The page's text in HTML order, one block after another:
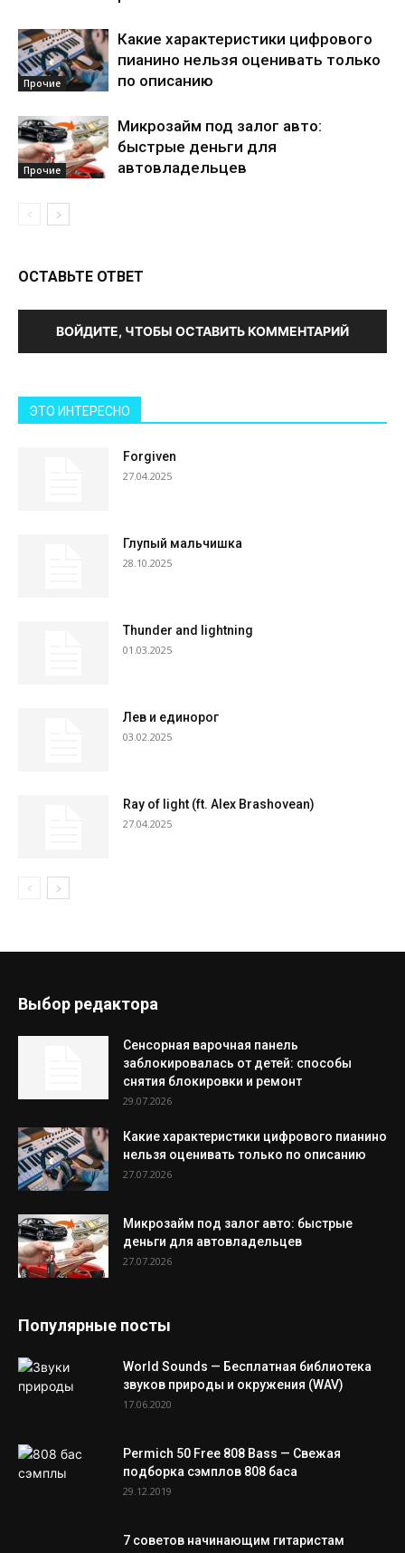
Прочие
Какие характеристики цифрового
пианино нельзя оценивать только
по описанию
Прочие
Микрозайм под залог авто:
быстрые деньги для
автовладельцев
ОСТАВЬТЕ ОТВЕТ
ВОЙДИТЕ, ЧТОБЫ ОСТАВИТЬ КОММЕНТАРИЙ
ЭТО ИНТЕРЕСНО
Forgiven
27.04.2025
Глупый мальчишка
28.10.2025
Thunder and lightning
01.03.2025
Лев и единорог
03.02.2025
Ray of light (ft. Alex Brashovean)
27.04.2025
Выбор редактора
Сенсорная варочная панель
заблокировалась от детей: способы
снятия блокировки и ремонт
29.07.2026
Какие характеристики цифрового пианино
нельзя оценивать только по описанию
27.07.2026
Микрозайм под залог авто: быстрые
деньги для автовладельцев
27.07.2026
Популярные посты
World Sounds — Бесплатная библиотека
звуков природы и окружения (WAV)
17.06.2020
Permich 50 Free 808 Bass — Свежая
подборка сэмплов 808 баса
29.12.2019
7 советов начинающим гитаристам